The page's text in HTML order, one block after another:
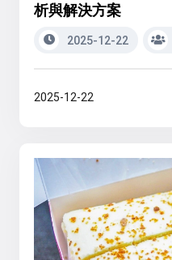
析與解決方案
2025-12-22
2025-12-22